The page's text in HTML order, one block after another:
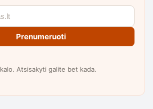
Prenumeruoti
Atsisakyti galite bet kada.